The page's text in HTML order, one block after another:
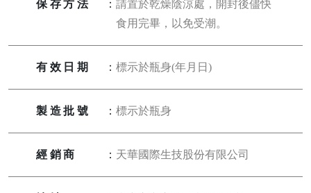
保存方法 ：請置於乾燥陰涼處，開封後儘快
食用完畢，以免受潮。
有效日期 ：標示於瓶身(年月日)
製造批號 ：標示於瓶身
經銷商 ： 天華國際生技股份有限公司